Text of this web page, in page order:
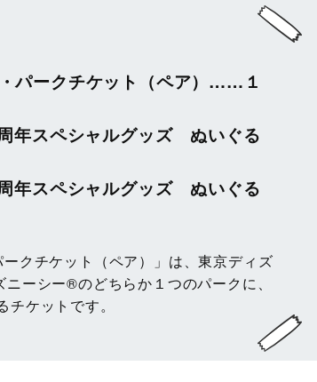
パークチケット（ペア）……１
年スペシャルグッズ ぬいぐる
年スペシャルグッズ ぬいぐる
クチケット（ペア）」は、東京ディズ
ーシー®のどちらか１つのパークに、
ケットです。